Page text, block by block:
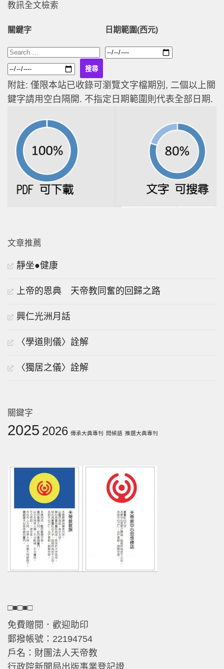
教訊全文檢索
關鍵字 日期範圍(西元)
附註: 僅限本站已收錄可瀏覽文字檔期別, 二個以上關
鍵字請用空白隔開. 不指定日期範圍則代表全部日期.
文章推薦
靜坐●健康
上帝的恩典 天帝教同奮的回歸之路
興仁光洲月話
〈學道則儀〉詮解
〈獨居之儀〉詮解
關鍵字
2025 2026 傳承大典專刊 問候語 推選大典專刊
□■□■□
免費贈閱．歡迎助印
郵撥帳號：22194754
戶名：財團法人天帝教
行政院新聞局出版事業登記證